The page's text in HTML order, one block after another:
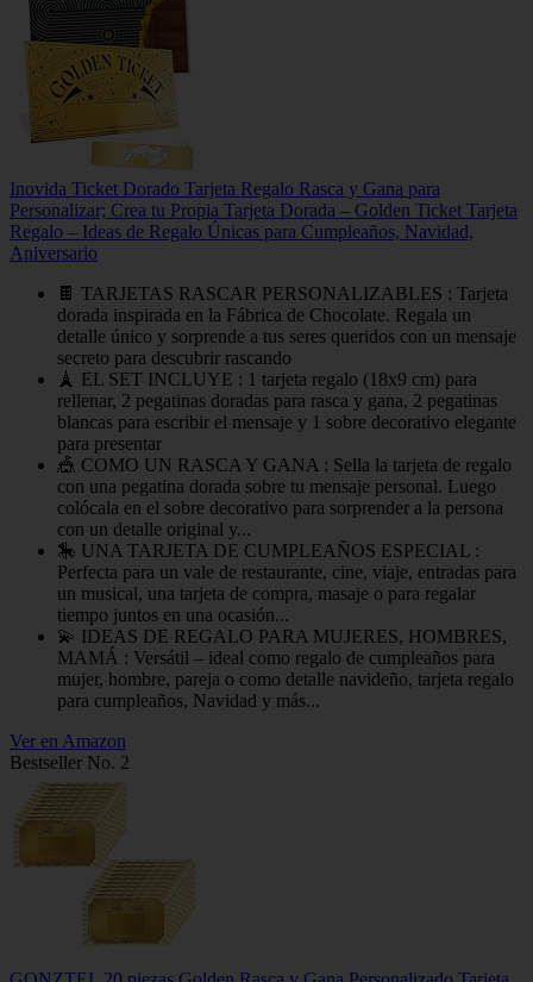
Inovida Ticket Dorado Tarjeta Regalo Rasca y Gana para
Personalizar; Crea tu Propia Tarjeta Dorada – Golden Ticket Tarjeta
Regalo – Ideas de Regalo Únicas para Cumpleaños, Navidad,
Aniversario
🍫 TARJETAS RASCAR PERSONALIZABLES : Tarjeta
dorada inspirada en la Fábrica de Chocolate. Regala un
detalle único y sorprende a tus seres queridos con un mensaje
secreto para descubrir rascando
🗼 EL SET INCLUYE : 1 tarjeta regalo (18x9 cm) para
rellenar, 2 pegatinas doradas para rasca y gana, 2 pegatinas
blancas para escribir el mensaje y 1 sobre decorativo elegante
para presentar
🎪 COMO UN RASCA Y GANA : Sella la tarjeta de regalo
con una pegatina dorada sobre tu mensaje personal. Luego
colócala en el sobre decorativo para sorprender a la persona
con un detalle original y...
🎠 UNA TARJETA DE CUMPLEAÑOS ESPECIAL :
Perfecta para un vale de restaurante, cine, viaje, entradas para
un musical, una tarjeta de compra, masaje o para regalar
tiempo juntos en una ocasión...
💫 IDEAS DE REGALO PARA MUJERES, HOMBRES,
MAMÁ : Versátil – ideal como regalo de cumpleaños para
mujer, hombre, pareja o como detalle navideño, tarjeta regalo
para cumpleaños, Navidad y más...
Ver en Amazon
Bestseller No. 2